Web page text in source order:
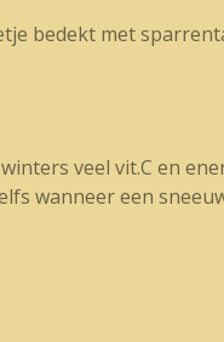
bedekt met
veel vit.C en
wanneer een